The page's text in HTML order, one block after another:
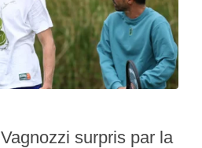
surpris par la